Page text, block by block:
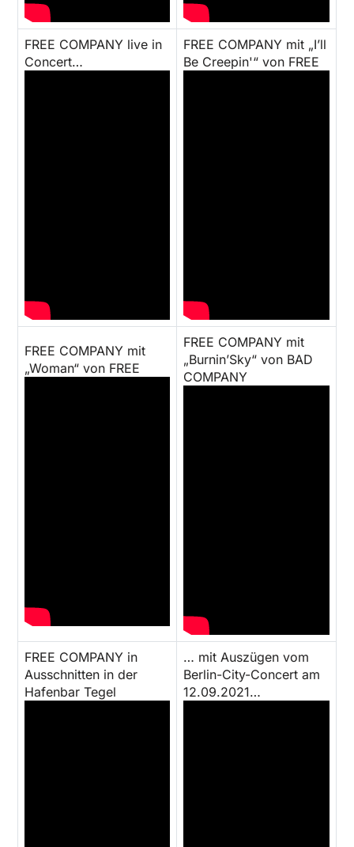
FREE COMPANY live in
Concert…
FREE COMPANY mit „I’ll
Be Creepin'“ von FREE
FREE COMPANY mit
„Woman“ von FREE
FREE COMPANY mit
„Burnin’Sky“ von BAD
COMPANY
FREE COMPANY in
Ausschnitten in der
Hafenbar Tegel
… mit Auszügen vom
Berlin-City-Concert am
12.09.2021…